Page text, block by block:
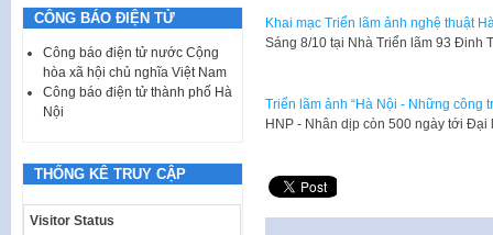
Khai mạc Triển lãm ảnh nghệ thuật
​Sáng 8/10 tại Nhà Triển lãm 93 Đinh
Triển lãm ảnh “Hà Nội - Những công
​HNP - Nhân dịp còn 500 ngày tới
CÔNG BÁO ĐIỆN TỬ
Công báo điện tử nước Cộng
hòa xã hội chủ nghĩa Việt Nam
Công báo điện tử thành phố Hà
Nội
THỐNG KÊ TRUY CẬP
Visitor Status